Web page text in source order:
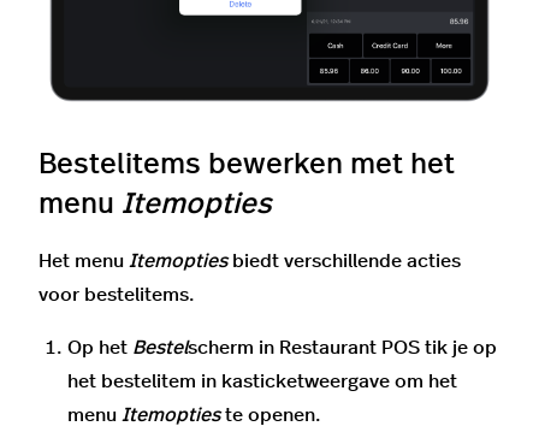
Bestelitems bewerken met het
menu Itemopties
Het menu Itemoptiesbiedt verschillende acties
voor bestelitems.
Op het Bestelscherm in Restaurant POS tik je op
het bestelitem in kasticketweergave om het
menu Itemoptieste openen.